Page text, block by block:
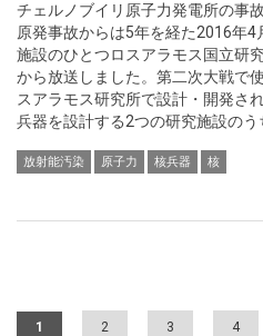
チェルノブイリ原子力発電所の事
原発事故からは5年を経た2016年
施設のひとつロスアラモス国立研
から放送しました。第二次大戦で
スアラモス研究所で設計・開発さ
兵器を設計する2つの研究施設のう
放射能汚染 原子力 核兵器 核
Pages
1 2 3 4